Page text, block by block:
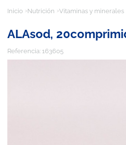
Inicio Nutrición Vitaminas y minerales
ALAsod,
Referencia: 163605